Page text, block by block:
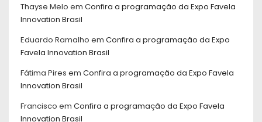
Thayse Melo em Confira a programação da Expo Favela
Innovation Brasil
Eduardo Ramalho em Confira a programação da Expo
Favela Innovation Brasil
Fátima Pires em Confira a programação da Expo Favela
Innovation Brasil
Francisco em Confira a programação da Expo Favela
Innovation Brasil